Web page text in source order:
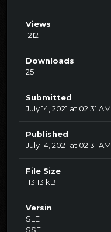
Views
1212
Downloads
25
Submitted
July 14, 2021 at 02:31 AM
Published
July 14, 2021 at 02:31 AM
File Size
113.13 kB
Versin
SLE
SSE